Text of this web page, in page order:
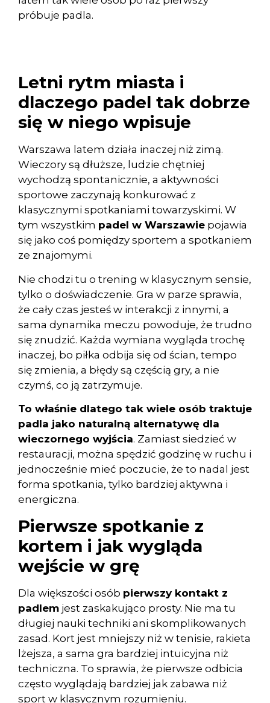
próbuje padla.
Letni rytm miasta i
dlaczego padel tak dobrze
się w niego wpisuje
Warszawa latem działa inaczej niż zimą.
Wieczory są dłuższe, ludzie chętniej
wychodzą spontanicznie, a aktywności
sportowe zaczynają konkurować z
klasycznymi spotkaniami towarzyskimi. W
tym wszystkim padel w Warszawie pojawia
się jako coś pomiędzy sportem a spotkaniem
ze znajomymi.
Nie chodzi tu o trening w klasycznym sensie,
tylko o doświadczenie. Gra w parze sprawia,
że cały czas jesteś w interakcji z innymi, a
sama dynamika meczu powoduje, że trudno
się znudzić. Każda wymiana wygląda trochę
inaczej, bo piłka odbija się od ścian, tempo
się zmienia, a błędy są częścią gry, a nie
czymś, co ją zatrzymuje.
To właśnie dlatego tak wiele osób traktuje
padla jako naturalną alternatywę dla
wieczornego wyjścia. Zamiast siedzieć w
restauracji, można spędzić godzinę w ruchu i
jednocześnie mieć poczucie, że to nadal jest
forma spotkania, tylko bardziej aktywna i
energiczna.
Pierwsze spotkanie z
kortem i jak wygląda
wejście w grę
Dla większości osób pierwszy kontakt z
padlem jest zaskakująco prosty. Nie ma tu
długiej nauki techniki ani skomplikowanych
zasad. Kort jest mniejszy niż w tenisie, rakieta
lżejsza, a sama gra bardziej intuicyjna niż
techniczna. To sprawia, że pierwsze odbicia
często wyglądają bardziej jak zabawa niż
sport w klasycznym rozumieniu.